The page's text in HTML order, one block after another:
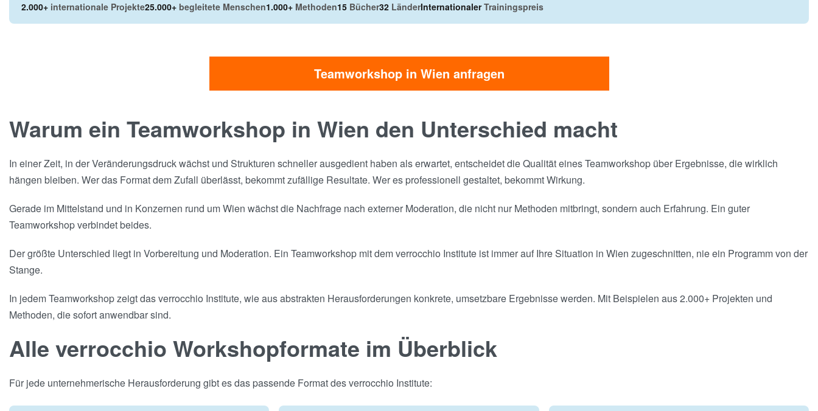
2.000+ internationale Projekte25.000+ begleitete Menschen1.000+ Methoden15 Bücher32 LänderInternationalerTrainingspreis
Teamworkshop in Wien anfragen
Warum ein Teamworkshop in Wien den Unterschied macht
In einer Zeit, in der Veränderungsdruck wächst und Strukturen schneller ausgedient haben als erwartet, entscheidet die Qualität eines Teamworkshop über Ergebnisse, die wirklich
hängen bleiben. Wer das Format dem Zufall überlässt, bekommt zufällige Resultate. Wer es professionell gestaltet, bekommt Wirkung.
Gerade im Mittelstand und in Konzernen rund um Wien wächst die Nachfrage nach externer Moderation, die nicht nur Methoden mitbringt, sondern auch Erfahrung. Ein guter
Teamworkshop verbindet beides.
Der größte Unterschied liegt in Vorbereitung und Moderation. Ein Teamworkshop mit dem verrocchio Institute ist immer auf Ihre Situation in Wien zugeschnitten, nie ein Programm von der
Stange.
In jedem Teamworkshop zeigt das verrocchio Institute, wie aus abstrakten Herausforderungen konkrete, umsetzbare Ergebnisse werden. Mit Beispielen aus 2.000+ Projekten und
Methoden, die sofort anwendbar sind.
Alle verrocchio Workshopformate im Überblick
Für jede unternehmerische Herausforderung gibt es das passende Format des verrocchio Institute: